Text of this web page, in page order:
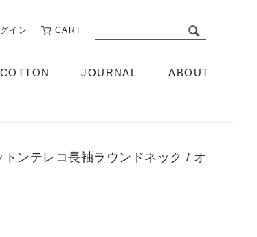
イン CART
JOURNAL ABOUT
トンテレコ長袖ラウンドネック / オ